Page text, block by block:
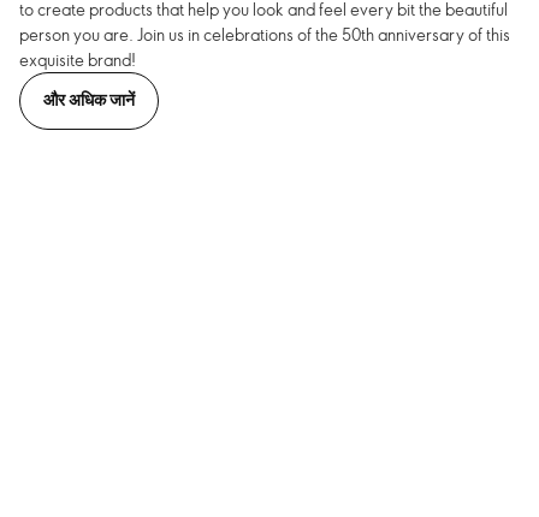
to create products that help you look and feel every bit the beautiful
person you are. Join us in celebrations of the 50th anniversary of this
exquisite brand!
और अधिक जानें